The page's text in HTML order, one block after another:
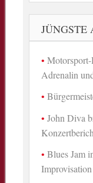
JÜNGSTE
Adrenalin
John Diva
Blues Jam